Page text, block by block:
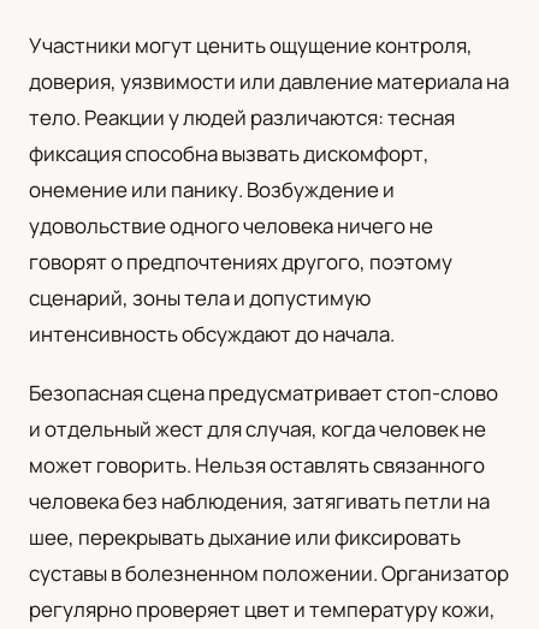
Участники могут ценить ощущение контроля,
доверия, уязвимости или давление материала на
тело. Реакции у людей различаются: тесная
фиксация способна вызвать дискомфорт,
онемение или панику. Возбуждение и
удовольствие одного человека ничего не
говорят о предпочтениях другого, поэтому
сценарий, зоны тела и допустимую
интенсивность обсуждают до начала.
Безопасная сцена предусматривает стоп-слово
и отдельный жест для случая, когда человек не
может говорить. Нельзя оставлять связанного
человека без наблюдения, затягивать петли на
шее, перекрывать дыхание или фиксировать
суставы в болезненном положении. Организатор
регулярно проверяет цвет и температуру кожи,